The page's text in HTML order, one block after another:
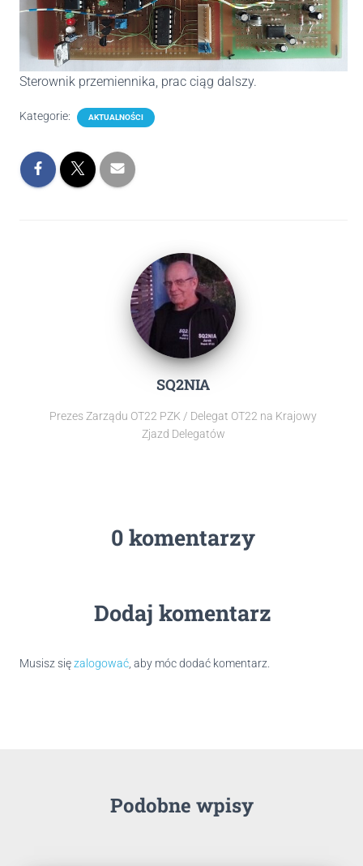
Sterownik przemiennika, prac ciąg dalszy.
Kategorie: AKTUALNOŚCI
SQ2NIA
Prezes Zarządu OT22 PZK / Delegat OT22 na Krajowy
Zjazd Delegatów
0 komentarzy
Dodaj komentarz
Musisz sięzalogować, aby móc dodać komentarz.
Podobne wpisy